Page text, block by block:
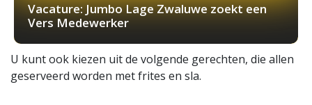
Vacature: Jumbo Lage Zwaluwe zoekt een
Vers Medewerker
U kunt ook kiezen uit de volgende gerechten, die allen
geserveerd worden met frites en sla.